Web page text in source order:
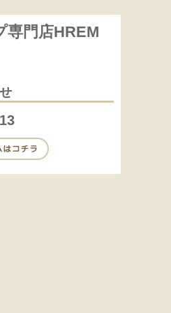
専門店HREM